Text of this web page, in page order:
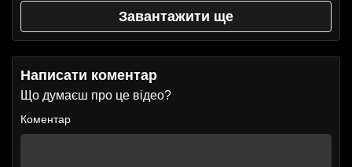
Завантажити ще
Написати коментар
Що думаєш про це відео?
Коментар